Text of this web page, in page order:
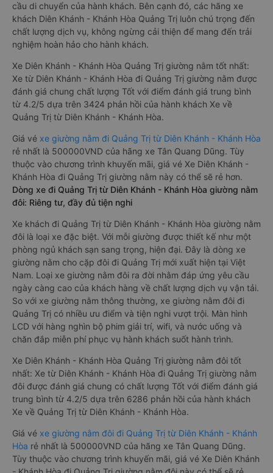
cầu di chuyển của hành khách. Bên cạnh đó, các hãng xe
khách Diên Khánh - Khánh Hòa Quảng Trị luôn chú trọng đến
chất lượng dịch vụ, không ngừng cải thiện để mang đến trải
nghiệm hoàn hảo cho hành khách.
Xe Diên Khánh - Khánh Hòa Quảng Trị giường nằm tốt nhất:
Xe từ Diên Khánh - Khánh Hòa đi Quảng Trị giường nằm được
đánh giá chung chất lượng Tốt với điểm đánh giá trung bình
từ 4.2/5 dựa trên 3424 phản hồi của hành khách Xe về
Quảng Trị từ Diên Khánh - Khánh Hòa.
Giá vé xe giường nằm đi Quảng Trị từ Diên Khánh - Khánh Hòa
rẻ nhất là 500000VND của hãng xe Tân Quang Dũng. Tùy
thuộc vào chương trình khuyến mãi, giá vé Xe Diên Khánh -
Khánh Hòa đi Quảng Trị giường nằm này có thể sẽ rẻ hơn.
Dòng xe đi Quảng Trị từ Diên Khánh - Khánh Hòa giường nằm
đôi: Riêng tư, đầy đủ tiện nghi
Xe khách đi Quảng Trị từ Diên Khánh - Khánh Hòa giường nằm
đôi là loại xe đặc biệt. Với mỗi giường được thiết kế như một
phòng ngủ khách sạn sang trọng, hiện đại. Đây là dòng xe
giường nằm cho cặp đôi đi Quảng Trị mới xuất hiện tại Việt
Nam. Loại xe giường nằm đôi ra đời nhằm đáp ứng yêu cầu
ngày càng cao của khách hàng về chất lượng dịch vụ vận tải.
So với xe giường nằm thông thường, xe giường nằm đôi đi
Quảng Trị có nhiều ưu điểm và tiện nghi vượt trội. Màn hình
LCD với hàng nghìn bộ phim giải trí, wifi, và nước uống và
chăn đắp miễn phí phục vụ hành khách suốt hành trình.
Xe Diên Khánh - Khánh Hòa Quảng Trị giường nằm đôi tốt
nhất: Xe từ Diên Khánh - Khánh Hòa đi Quảng Trị giường nằm
đôi được đánh giá chung có chất lượng Tốt với điểm đánh giá
trung bình từ 4.2/5 dựa trên 6286 phản hồi của hành khách
Xe về Quảng Trị từ Diên Khánh - Khánh Hòa.
Giá vé xe giường nằm đôi đi Quảng Trị từ Diên Khánh - Khánh
Hòa rẻ nhất là 500000VND của hãng xe Tân Quang Dũng.
Tùy thuộc vào chương trình khuyến mãi, giá vé Xe Diên Khánh